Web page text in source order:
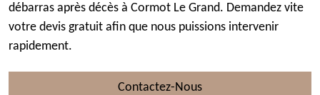
débarras après décès à Cormot Le Grand. Demandez vite
votre devis gratuit afin que nous puissions intervenir
rapidement.
Contactez-Nous